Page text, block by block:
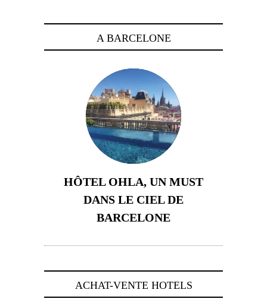
A BARCELONE
HÔTEL OHLA, UN MUST
DANS LE CIEL DE
BARCELONE
ACHAT-VENTE HOTELS